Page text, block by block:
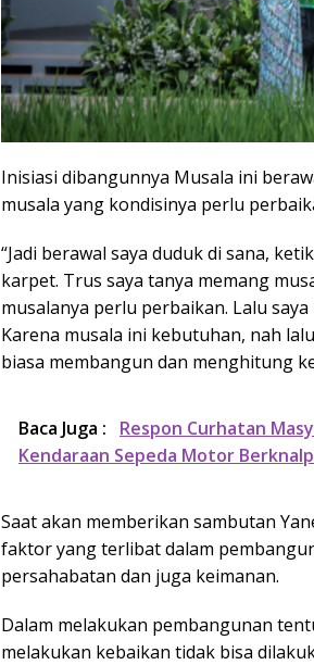
Inisiasi dibangunnya Musala ini
musala yang kondisinya perlu
“Jadi berawal saya duduk di sana,
karpet. Trus saya tanya memang
musalanya perlu perbaikan. Lalu
Karena musala ini kebutuhan, nah
biasa membangun dan menghitung
Baca Juga :
Respon Curhatan
Kendaraan Sepeda Motor
Saat akan memberikan sambutan
faktor yang terlibat dalam
persahabatan dan juga keimanan.
Dalam melakukan pembangunan
melakukan kebaikan tidak bisa